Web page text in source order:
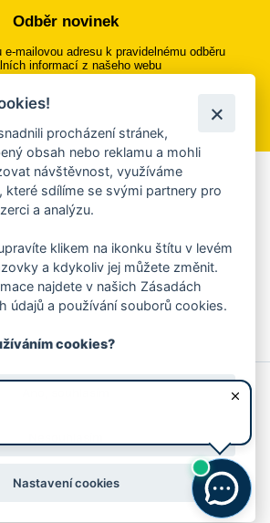
Odběr novinek
mailovou adresu k pravidelnému odběru
informací z našeho webu
Přihlásit se k odběru
Mobilní rozhlas
svého mobilu či mailu upozornění na
na kulturní a sportovní akce?
informací o aplikaci
Prohlášení o používání cookies
procházení stránek,
obsah nebo reklamu a mohli
návštěvnost, využíváme
které sdílíme se svými partnery pro
a analýzu.
klikem na ikonku štítu v levém
a kdykoliv jej můžete změnit.
najdete v našich Zásadách
údajů a používání souborů cookies.
cookies?
Nastavení cookies